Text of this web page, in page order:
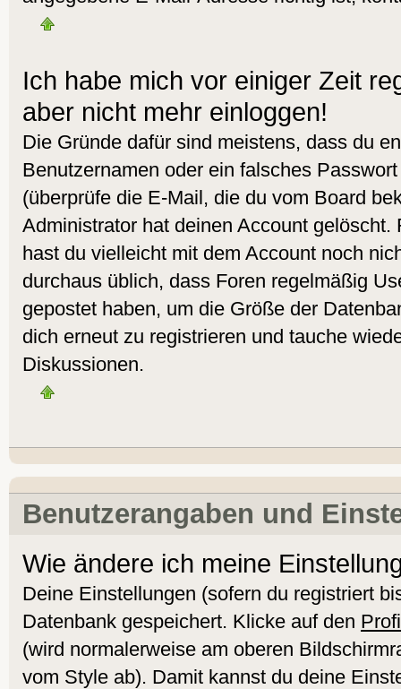
Ich habe mich vor einiger Zeit
aber nicht mehr einloggen!
Die Gründe dafür sind meistens, dass du
Benutzernamen oder ein falsches
(überprüfe die E-Mail, die du vom Board
Administrator hat deinen Account gelöscht.
hast du vielleicht mit dem Account noch
durchaus üblich, dass Foren regelmäßig
gepostet haben, um die Größe der
dich erneut zu registrieren und tauche
Diskussionen.
Benutzerangaben und
Wie ändere ich meine
Deine Einstellungen (sofern du registriert
Datenbank gespeichert. Klicke auf den
(wird normalerweise am oberen
vom Style ab). Damit kannst du deine